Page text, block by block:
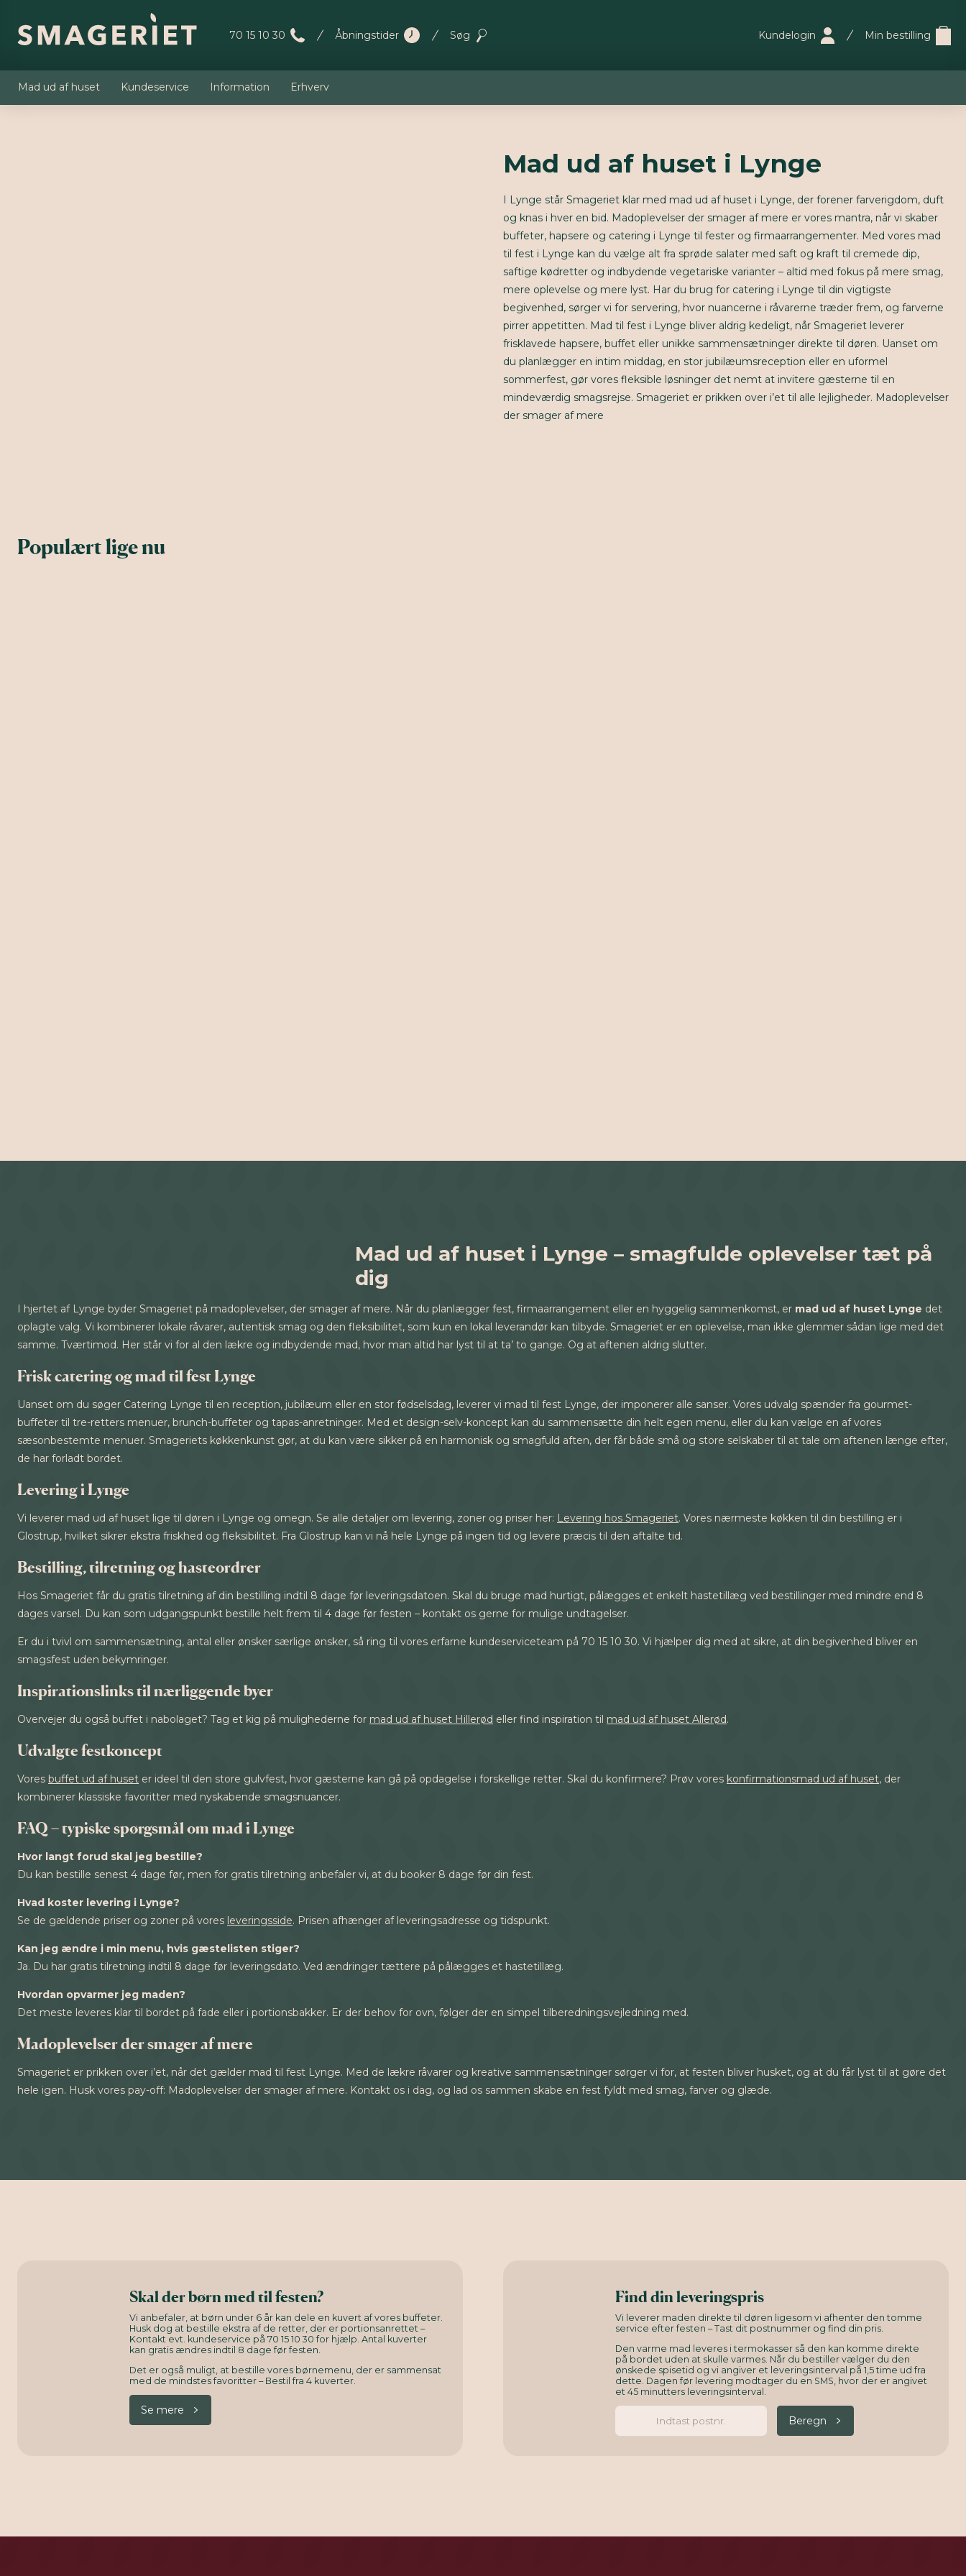
70 15 10 30 Åbningstider Søg Kundelogin Min bestilling
Mad ud af huset Kundeservice Information Erhverv
Mad ud af huset i Lynge
I Lynge står Smageriet klar med mad ud af huset i Lynge, der forener farverigdom, duft
og knas i hver en bid. Madoplevelser der smager af mere er vores mantra, når vi skaber
buffeter, hapsere og catering i Lynge til fester og firmaarrangementer. Med vores mad
til fest i Lynge kan du vælge alt fra sprøde salater med saft og kraft til cremede dip,
saftige kødretter og indbydende vegetariske varianter – altid med fokus på mere smag,
mere oplevelse og mere lyst. Har du brug for catering i Lynge til din vigtigste
begivenhed, sørger vi for servering, hvor nuancerne i råvarerne træder frem, og farverne
pirrer appetitten. Mad til fest i Lynge bliver aldrig kedeligt, når Smageriet leverer
frisklavede hapsere, buffet eller unikke sammensætninger direkte til døren. Uanset om
du planlægger en intim middag, en stor jubilæumsreception eller en uformel
sommerfest, gør vores fleksible løsninger det nemt at invitere gæsterne til en
mindeværdig smagsrejse. Smageriet er prikken over i’et til alle lejligheder. Madoplevelser
der smager af mere
Populært lige nu
Mad ud af huset i Lynge – smagfulde oplevelser tæt på
dig
I hjertet af Lynge byder Smageriet på madoplevelser, der smager af mere. Når du planlægger fest, firmaarrangement eller en hyggelig sammenkomst, er mad ud af huset Lynge det
oplagte valg. Vi kombinerer lokale råvarer, autentisk smag og den fleksibilitet, som kun en lokal leverandør kan tilbyde. Smageriet er en oplevelse, man ikke glemmer sådan lige med det
samme. Tværtimod. Her står vi for al den lækre og indbydende mad, hvor man altid har lyst til at ta’ to gange. Og at aftenen aldrig slutter.
Frisk catering og mad til fest Lynge
Uanset om du søger Catering Lynge til en reception, jubilæum eller en stor fødselsdag, leverer vi mad til fest Lynge, der imponerer alle sanser. Vores udvalg spænder fra gourmet-
buffeter til tre-retters menuer, brunch-buffeter og tapas-anretninger. Med et design-selv-koncept kan du sammensætte din helt egen menu, eller du kan vælge en af vores
sæsonbestemte menuer. Smageriets køkkenkunst gør, at du kan være sikker på en harmonisk og smagfuld aften, der får både små og store selskaber til at tale om aftenen længe efter,
de har forladt bordet.
Levering i Lynge
Vi leverer mad ud af huset lige til døren i Lynge og omegn. Se alle detaljer om levering, zoner og priser her: Levering hos Smageriet. Vores nærmeste køkken til din bestilling er i
Glostrup, hvilket sikrer ekstra friskhed og fleksibilitet. Fra Glostrup kan vi nå hele Lynge på ingen tid og levere præcis til den aftalte tid.
Bestilling, tilretning og hasteordrer
Hos Smageriet får du gratis tilretning af din bestilling indtil 8 dage før leveringsdatoen. Skal du bruge mad hurtigt, pålægges et enkelt hastetillæg ved bestillinger med mindre end 8
dages varsel. Du kan som udgangspunkt bestille helt frem til 4 dage før festen – kontakt os gerne for mulige undtagelser.
Er du i tvivl om sammensætning, antal eller ønsker særlige ønsker, så ring til vores erfarne kundeserviceteam på 70 15 10 30. Vi hjælper dig med at sikre, at din begivenhed bliver en
smagsfest uden bekymringer.
Inspirationslinks til nærliggende byer
Overvejer du også buffet i nabolaget? Tag et kig på mulighederne for mad ud af huset Hillerød eller find inspiration til mad ud af huset Allerød.
Udvalgte festkoncept
Vores buffet ud af huset er ideel til den store gulvfest, hvor gæsterne kan gå på opdagelse i forskellige retter. Skal du konfirmere? Prøv vores konfirmationsmad ud af huset, der
kombinerer klassiske favoritter med nyskabende smagsnuancer.
FAQ – typiske spørgsmål om mad i Lynge
Hvor langt forud skal jeg bestille?
Du kan bestille senest 4 dage før, men for gratis tilretning anbefaler vi, at du booker 8 dage før din fest.
Hvad koster levering i Lynge?
Se de gældende priser og zoner på vores leveringsside. Prisen afhænger af leveringsadresse og tidspunkt.
Kan jeg ændre i min menu, hvis gæstelisten stiger?
Ja. Du har gratis tilretning indtil 8 dage før leveringsdato. Ved ændringer tættere på pålægges et hastetillæg.
Hvordan opvarmer jeg maden?
Det meste leveres klar til bordet på fade eller i portionsbakker. Er der behov for ovn, følger der en simpel tilberedningsvejledning med.
Madoplevelser der smager af mere
Smageriet er prikken over i’et, når det gælder mad til fest Lynge. Med de lækre råvarer og kreative sammensætninger sørger vi for, at festen bliver husket, og at du får lyst til at gøre det
hele igen. Husk vores pay-off: Madoplevelser der smager af mere. Kontakt os i dag, og lad os sammen skabe en fest fyldt med smag, farver og glæde.
Skal der børn med til festen?
Vi anbefaler, at børn under 6 år kan dele en kuvert af vores buffeter.
Husk dog at bestille ekstra af de retter, der er portionsanrettet –
Kontakt evt. kundeservice på 70 15 10 30 for hjælp. Antal kuverter
kan gratis ændres indtil 8 dage før festen.
Det er også muligt, at bestille vores børnemenu, der er sammensat
med de mindstes favoritter – Bestil fra 4 kuverter.
Se mere
Find din leveringspris
Vi leverer maden direkte til døren ligesom vi afhenter den tomme
service efter festen – Tast dit postnummer og find din pris.
Den varme mad leveres i termokasser så den kan komme direkte
på bordet uden at skulle varmes. Når du bestiller vælger du den
ønskede spisetid og vi angiver et leveringsinterval på 1,5 time ud fra
dette. Dagen før levering modtager du en SMS, hvor der er angivet
et 45 minutters leveringsinterval.
Beregn